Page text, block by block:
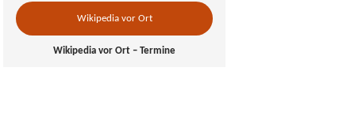
Wikipedia vor Ort
Wikipedia vor Ort – Termine